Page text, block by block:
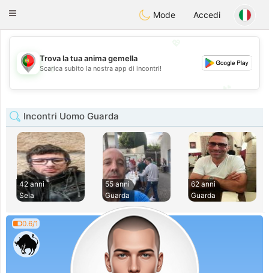
Portugues
Toggle
Mode Accedi
💖
💕
Trova la tua anima gemella
Scarica subito la nostra app di incontri!
Incontri Uomo Guarda
42 anni
Seia
55 anni
Guarda
62 anni
Guarda
0.6/1